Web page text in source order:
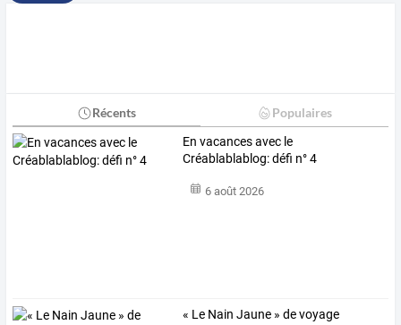
Récents Populaires
En vacances avec le
Créablablablog: défi n° 4
6 août 2026
« Le Nain Jaune » de voyage